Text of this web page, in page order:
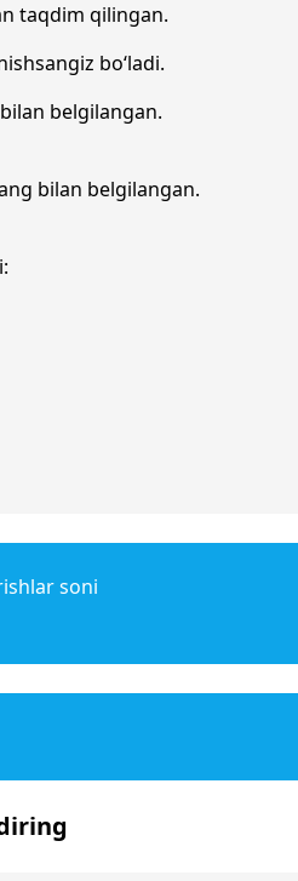
taqdim qilingan.
bo‘ladi.
belgilangan.
bilan belgilangan.
soni